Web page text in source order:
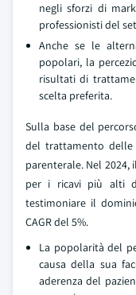
negli sforzi di
professionisti del
Anche se le
popolari, la
risultati di
scelta preferita.
Sulla base del
del trattamento delle
parenterale. Nel
per i ricavi più alti
testimoniare il
CAGR del 5%.
La popolarità del
causa della sua
aderenza del